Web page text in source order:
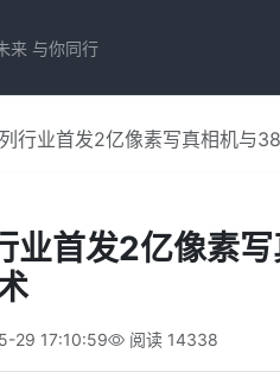
来 与你同行
行业首发2亿像素写真相机与
业首发2亿像素
29 17:10:59 阅读 14338